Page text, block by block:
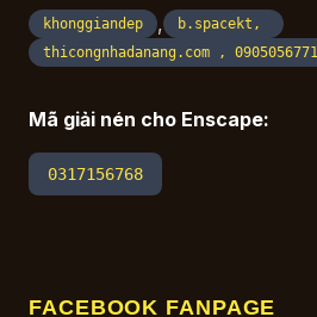
khonggiandep ,
b.spacekt,
thicongnhadanang.com , 0905056771
Mã giải nén cho Enscape:
0317156768
FACEBOOK FANPAGE